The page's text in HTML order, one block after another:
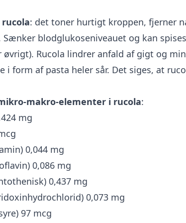
: det toner hurtigt kroppen, fjerner
Sænker blodglukoseniveauet og kan
Rucola lindrer anfald af gigt og
i form af pasta heler sår. Det siges, at
makro-elementer i rucola:
mg
0,044 mg
0,086 mg
0,437 mg
0,073 mg
97 mcg